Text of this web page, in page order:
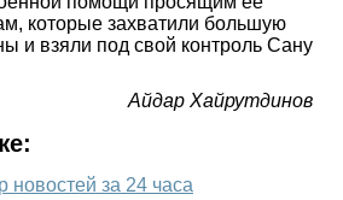
которые захватили большую
и взяли под свой контроль Сану
Айдар Хайрутдинов
новостей за 24 часа